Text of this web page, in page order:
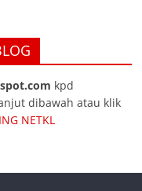
kpd
dibawah atau klik
NETKL